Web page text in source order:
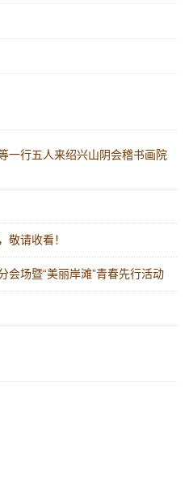
一行五人来绍兴山阴会稽书画院
敬请收看！
会场暨“美丽岸滩”青春先行活动